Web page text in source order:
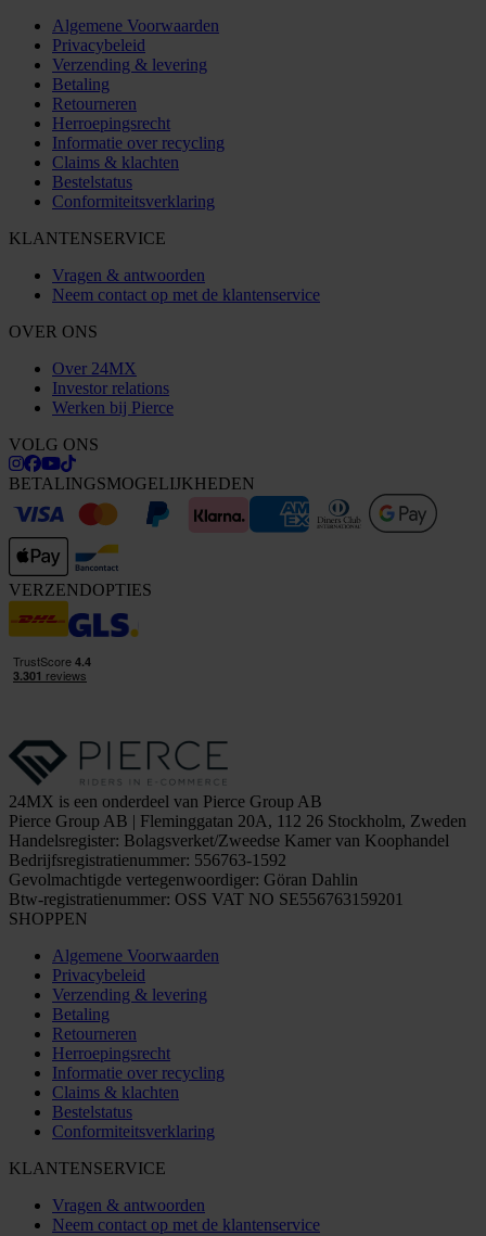
Algemene Voorwaarden
Privacybeleid
Verzending & levering
Betaling
Retourneren
Herroepingsrecht
Informatie over recycling
Claims & klachten
Bestelstatus
Conformiteitsverklaring
KLANTENSERVICE
Vragen & antwoorden
Neem contact op met de klantenservice
OVER ONS
Over 24MX
Investor relations
Werken bij Pierce
VOLG ONS
BETALINGSMOGELIJKHEDEN
VERZENDOPTIES
24MX is een onderdeel van Pierce Group AB
Pierce Group AB | Fleminggatan 20A, 112 26 Stockholm, Zweden
Handelsregister: Bolagsverket/Zweedse Kamer van Koophandel
Bedrijfsregistratienummer: 556763-1592
Gevolmachtigde vertegenwoordiger: Göran Dahlin
Btw-registratienummer: OSS VAT NO SE556763159201
SHOPPEN
Algemene Voorwaarden
Privacybeleid
Verzending & levering
Betaling
Retourneren
Herroepingsrecht
Informatie over recycling
Claims & klachten
Bestelstatus
Conformiteitsverklaring
KLANTENSERVICE
Vragen & antwoorden
Neem contact op met de klantenservice